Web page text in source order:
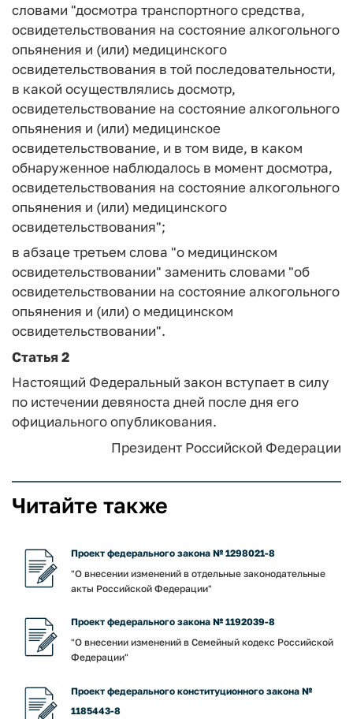
словами "досмотра транспортного средства,
освидетельствования на состояние алкогольного
опьянения и (или) медицинского
освидетельствования в той последовательности,
в какой осуществлялись досмотр,
освидетельствование на состояние алкогольного
опьянения и (или) медицинское
освидетельствование, и в том виде, в каком
обнаруженное наблюдалось в момент досмотра,
освидетельствования на состояние алкогольного
опьянения и (или) медицинского
освидетельствования";
в абзаце третьем слова "о медицинском
освидетельствовании" заменить словами "об
освидетельствовании на состояние алкогольного
опьянения и (или) о медицинском
освидетельствовании".
Статья 2
Настоящий Федеральный закон вступает в силу
по истечении девяноста дней после дня его
официального опубликования.
Президент Российской Федерации
Читайте также
Проект федерального закона № 1298021-8
"О внесении изменений в отдельные законодательные
акты Российской Федерации"
Проект федерального закона № 1192039-8
"О внесении изменений в Семейный кодекс Российской
Федерации"
Проект федерального конституционного закона №
1185443-8